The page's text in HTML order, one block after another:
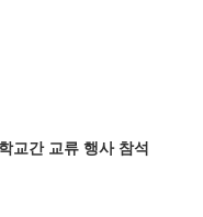
교간 교류 행사 참석